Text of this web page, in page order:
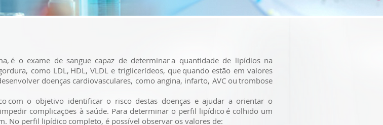
é o exame de sangue capaz de determinar a quantidade de lipídios na
como LDL, HDL, VLDL e triglicerídeos, que quando estão em valores
doenças cardiovasculares, como angina, infarto, AVC ou trombose
com o objetivo identificar o risco destas doenças e ajudar a orientar o
complicações à saúde. Para determinar o perfil lipídico é colhido um
No perfil lipídico completo, é possível observar os valores de: